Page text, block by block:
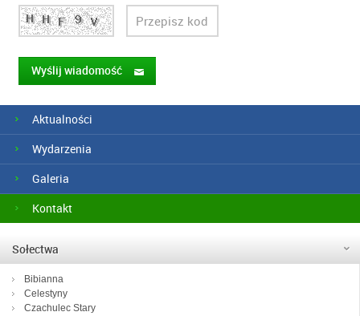
Wyślij wiadomość
Aktualności
Wydarzenia
Galeria
Kontakt
Sołectwa
Bibianna
Celestyny
Czachulec Stary